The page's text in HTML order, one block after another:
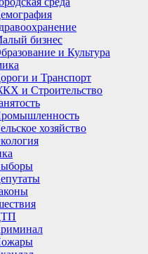
бизнес
и Культура
и Транспорт
и Строительство
хозяйство